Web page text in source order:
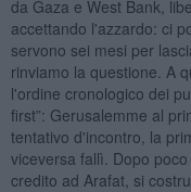
da Gaza e West Bank,
accettando l'azzardo: ci
servono sei mesi per
rinviamo la questione. A
l'ordine cronologico dei
first”: Gerusalemme al
tentativo d'incontro, la
viceversa fallì. Dopo
credito ad Arafat, si